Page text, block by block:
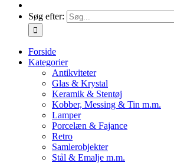
Søg efter:
Forside
Kategorier
Antikviteter
Glas & Krystal
Keramik & Stentøj
Kobber, Messing & Tin m.m.
Lamper
Porcelæn & Fajance
Retro
Samlerobjekter
Stål & Emalje m.m.